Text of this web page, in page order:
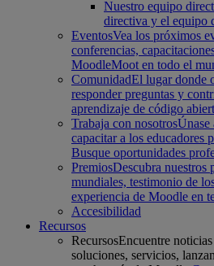
Nuestro equipo
directiva y el equipo
EventosVea los próximos
conferencias,
MoodleMoot en todo el
ComunidadEl lugar donde
responder preguntas y
aprendizaje de código
Trabaja con nosotrosÚnase
capacitar a los educadores
Busque oportunidades
PremiosDescubra nuestros
mundiales, testimonio de
experiencia de Moodle en
Accesibilidad
Recursos
RecursosEncuentre
soluciones, servicios,